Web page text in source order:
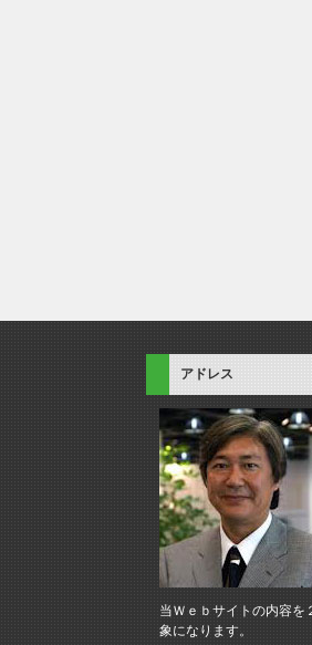
アドレス
当Ｗｅｂサイトの内容を
象になります。